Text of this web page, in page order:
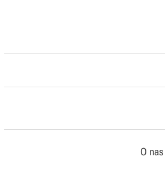
O nas